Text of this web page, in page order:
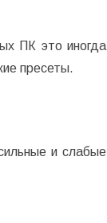
ПК это иногда
пресеты.
и слабые